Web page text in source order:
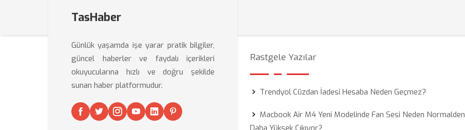
TasHaber
Günlük yaşamda işe yarar pratik bilgiler,
güncel haberler ve faydalı içerikleri
okuyucularına hızlı ve doğru şekilde
sunan haber platformudur.
Rastgele Yazılar
Trendyol Cüzdan İadesi Hesaba Neden Geçmez?
Macbook Air M4 Yeni Modelinde Fan Sesi Neden Normalden
Daha Yüksek Çıkıyor?